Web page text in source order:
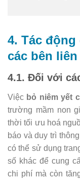
4. Tác
các bên
4.1. Đối với
Việc bỏ niêm yết
trường mầm non
thời tối ưu hoá
báo và duy trì
có thể sử dụng
số khác để cung
chi phí mà còn